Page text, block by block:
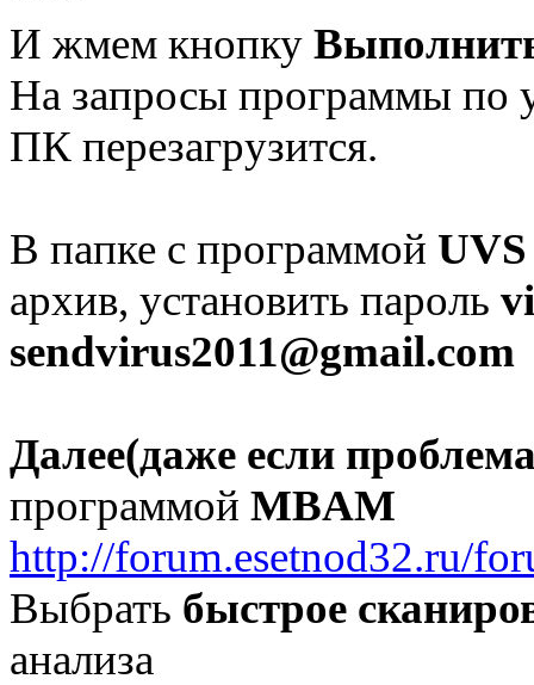
И жмем кнопку
На запросы программы по
ПК перезагрузится.
В папке с программой UVS
архив, установить пароль
sendvirus2011@gmail.com
Далее(даже если
программой MBAM
http://forum.esetnod32.ru/
Выбрать быстрое
анализа